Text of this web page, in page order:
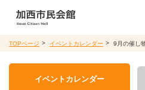
TOPページ イベントカレンダー 9月の催し
イベントカレンダー